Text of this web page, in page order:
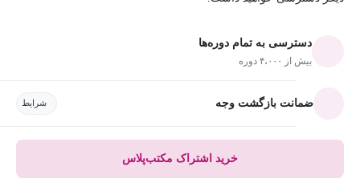
دسترسی به تمام دوره‌ها
بیش از ۴،۰۰۰ دوره
ضمانت بازگشت وجه شرایط
خرید اشتراک مکتب‌پلاس